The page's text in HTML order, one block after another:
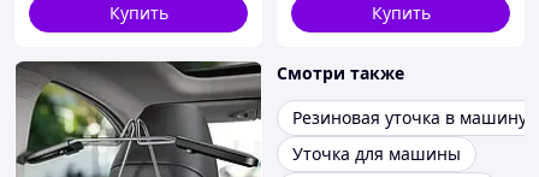
Купить Купить
Смотри также
Резиновая уточка в машину
Уточка для машины